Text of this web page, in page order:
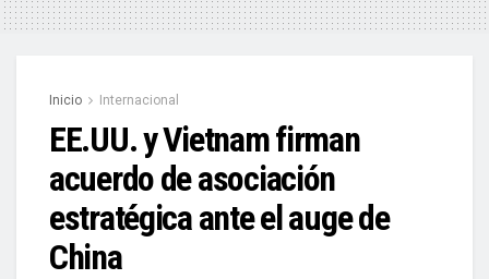
Inicio Internacional
EE.UU. y Vietnam firman
acuerdo de asociación
estratégica ante el auge de
China